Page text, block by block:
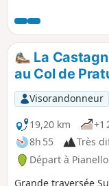
Costa Verde. La
du massif et y
loin son barrage,
beaucoup
brebis....
La
au Col de
Visorandonneur
19,20 km
+1
8h 55
Très
Départ à
Grande traversée